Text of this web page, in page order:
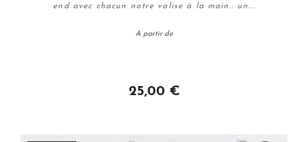
end avec chacun notre valise à la main.. un...
A partir de
25,00 €